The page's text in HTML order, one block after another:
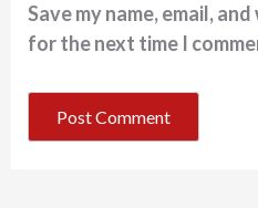
Save my name, email,
for the next time I